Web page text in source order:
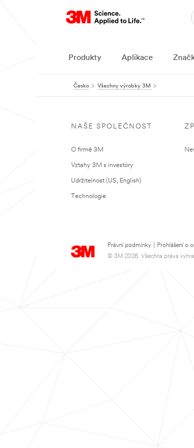
Produkty Aplikace
Česko Všechny výrobky 3M
NAŠE SPOLEČNOST
O firmě 3M
Vztahy 3M s investory
Udržitelnost (US, English)
Technologie
Právní podmínky Prohlášení o
© 3M 2026. Všechna práva